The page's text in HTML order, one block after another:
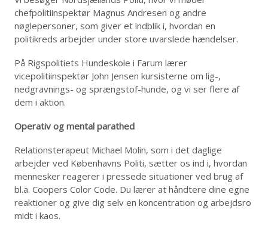
chefpolitiinspektør Magnus Andresen og andre
nøglepersoner, som giver et indblik i, hvordan en
politikreds arbejder under store uvarslede hændelser.
På Rigspolitiets Hundeskole i Farum lærer
vicepolitiinspektør John Jensen kursisterne om lig-,
nedgravnings- og sprængstof-hunde, og vi ser flere af
dem i aktion.
Operativ og mental parathed
Relationsterapeut Michael Molin, som i det daglige
arbejder ved Københavns Politi, sætter os ind i, hvordan
mennesker reagerer i pressede situationer ved brug af
bl.a. Coopers Color Code. Du lærer at håndtere dine egne
reaktioner og give dig selv en koncentration og arbejdsro
midt i kaos.